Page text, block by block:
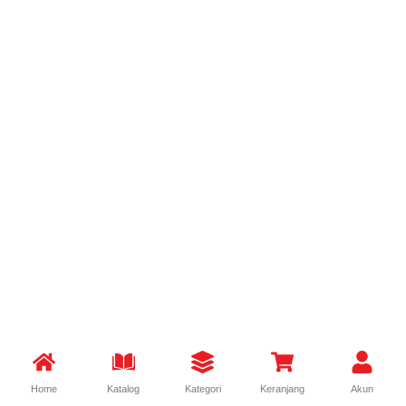
Home Katalog Kategori Keranjang Akun